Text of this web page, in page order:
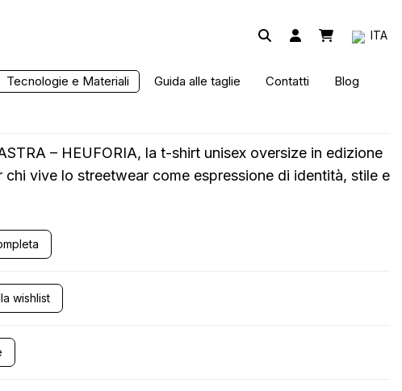
ITA
Tecnologie e Materiali Guida alle taglie Contatti Blog
T-SHIRT ASTRA
– HEUFORIA, la t-shirt unisex oversize in edizione
chi vive lo streetwear come espressione di identità, stile e
wishlist